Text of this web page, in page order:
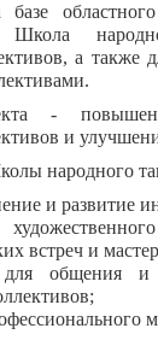
областного
Школа
а
-
и
народного
и развитие
встреч и
для общения и